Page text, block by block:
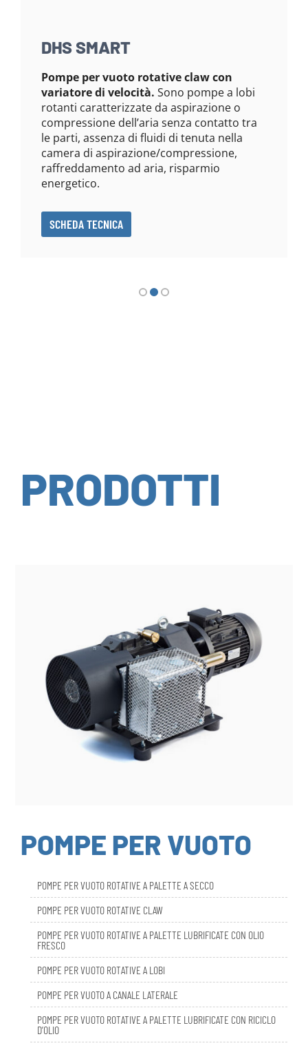
DHS SMART
Pompe per vuoto rotative claw con
variatore di velocità. Sono pompe a lobi
rotanti caratterizzate da aspirazione o
compressione dell’aria senza contatto tra
le parti, assenza di fluidi di tenuta nella
camera di aspirazione/compressione,
raffreddamento ad aria, risparmio
energetico.
SCHEDA TECNICA
PRODOTTI
POMPE PER VUOTO
POMPE PER VUOTO ROTATIVE CLAW
POMPE PER VUOTO ROTATIVE A PALETTE LUBRIFICATE CON OLIO
FRESCO
POMPE PER VUOTO ROTATIVE A LOBI
POMPE PER VUOTO A CANALE LATERALE
POMPE PER VUOTO ROTATIVE A PALETTE LUBRIFICATE CON RICICLO
D’OLIO
DBL SMART